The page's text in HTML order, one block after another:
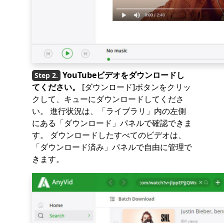
YouTubeビデオをダウンロードし
てください。
[ダウンロード]ボタンをクリッ
クして、キューにダウンロードしてくださ
い。 進行状況は、「ライブラリ」内の左側
にある「ダウンロード」パネルで確認できま
す。 ダウンロードしたすべてのビデオは、
「ダウンロード済み」パネルで自由に管理で
きます。